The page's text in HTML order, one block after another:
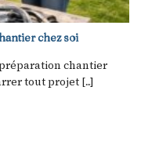
chez soi
chantier
tout projet [...]